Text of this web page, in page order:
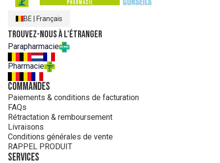
BE Français
Trouvez-nous à l'étranger
Parapharmacie
Pharmacie
Commandes
Paiements & conditions de facturation
FAQs
Rétractation & remboursement
Livraisons
Conditions générales de vente
RAPPEL PRODUIT
Services